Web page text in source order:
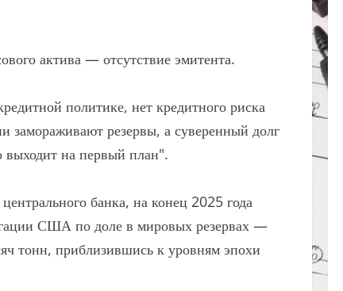
актива — отсутствие эмитента.
политике, нет кредитного риска
резервы, а суверенный долг
выходит на первый план".
банка, на конец 2025 года
США по доле в мировых резервах —
тонн, приблизившись к уровням эпохи